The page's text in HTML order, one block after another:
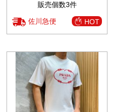
販売個数3件
佐川急便 HOT